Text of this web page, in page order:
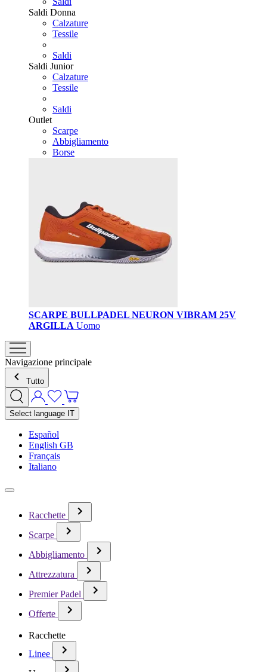
Saldi Donna
Calzature
Tessile
Saldi
Saldi Junior
Calzature
Tessile
Saldi
Outlet
Scarpe
Abbigliamento
Borse
SCARPE BULLPADEL NEURON VIBRAM 25V
ARGILLA Uomo
Navigazione principale
Tutto
Select language IT
Español
English GB
Français
Italiano
Racchette
Scarpe
Abbigliamento
Attrezzatura
Premier Padel
Offerte
Racchette
Linee